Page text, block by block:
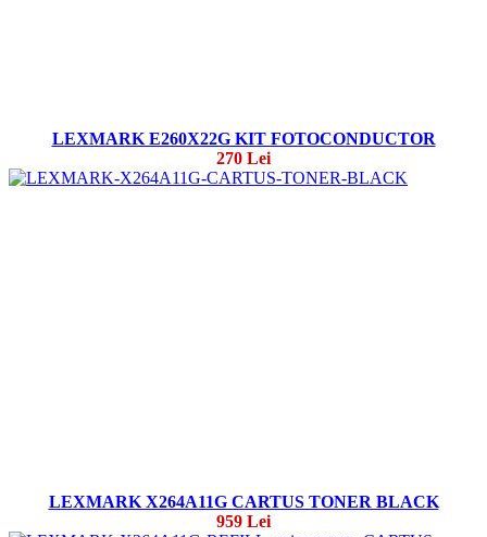
LEXMARK E260X22G KIT FOTOCONDUCTOR
270 Lei
LEXMARK X264A11G CARTUS TONER BLACK
959 Lei